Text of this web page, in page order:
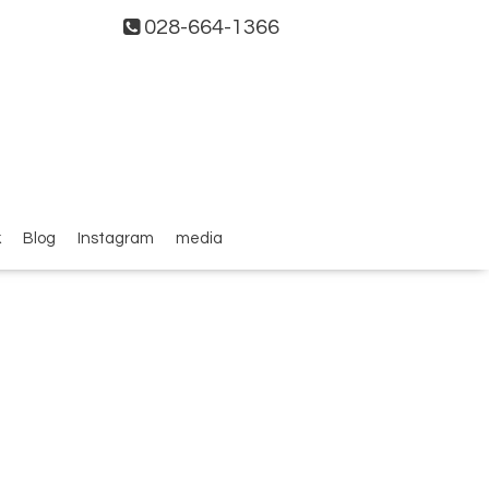
028-664-1366
Blog Instagram media